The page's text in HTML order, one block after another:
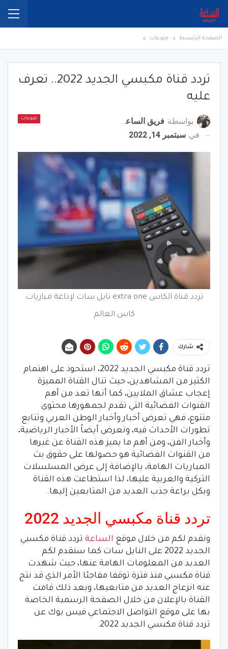
الصفحة الرئيسية منوعات
تردد قناة مكبسي الجديد 2022.. تعرف
عليه
منوعات بواسطة فريق الساعة برس
في سبتمبر 14, 2022
تردد قناة الكاس extra one نايل سات لإذاعة مباريات
كاس العالم
شارك
تردد قناة مكبسي الجديد 2022، استحوذ على اهتمام
الكثير من المشاهدين، حيث تنال القناة المميزة
إعجاب عشاق الملايين، كما أنها تعد من أهم
القنوات الفضائية التي تقدم لجمهورها محتوى
متنوع، فهي تعرض أخبار وأخبار الوطن العربي وتتابع
تطورات الأحداث فيه، وتعرض أيضاً الأخبار الرياضية،
وأخبار الفن، ومن أهم ما يميز هذه القناة عن غيرها
من القنوات الفضائية هو حصولها على حقوق بث
المباريات الهامة، بالإضافة إلى عرض المسلسلات
التركية والعربية عليها، لذا استطاعت هذه القناة
وبكل براعة جذب العديد من المتابعين إليها.
تردد قناة مكبسي الجديد 2022
ونقدم لكم من خلال موقع الساعة تردد قناة مكسبي
الجديد 2022 على النايل سات كما سنقدم لكم
العديد من المعلومات الهامة عنها، حيث شهدت
قناة مكسبي منذ فترة توقفا مفاجئا الأمر الذي قد نتج
عنه انزعاج العديد من متابعيها، وبعد ذلك قامت
القناة بالإعلان من خلال الصفحة الرسمية الخاصة
بها على موقع التواصل الاجتماعي فيس بوك عن
تردد قناة مكبسي الجديد 2022.